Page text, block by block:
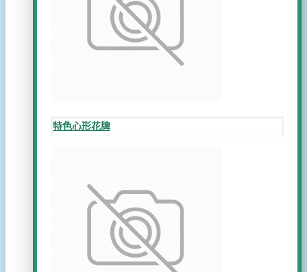
特色心形花牌